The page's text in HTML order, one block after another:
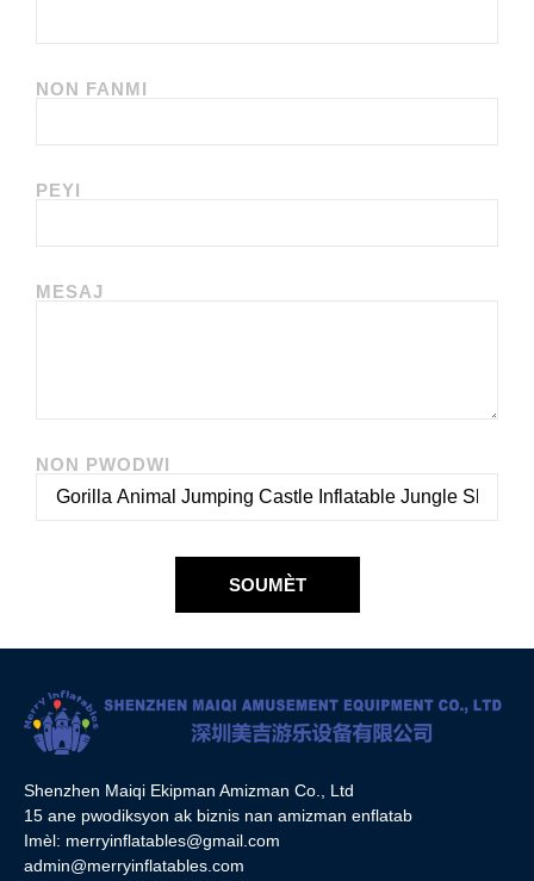
NON FANMI
PEYI
MESAJ
NON PWODWI
SOUMÈT
Shenzhen Maiqi Ekipman Amizman Co., Ltd
15 ane pwodiksyon ak biznis nan amizman enflatab
Imèl: merryinflatables@gmail.com
admin@merryinflatables.com